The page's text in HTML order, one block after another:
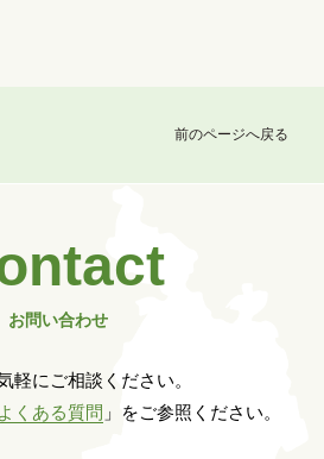
前のページへ戻る
お問い合わせ
軽にご相談ください。
よくある質問 」をご参照ください。